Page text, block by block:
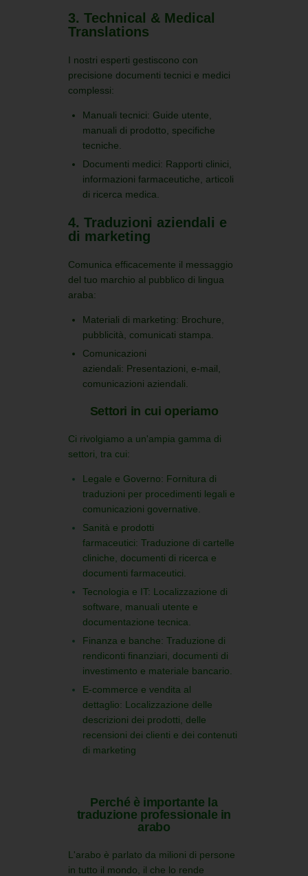
3. Technical & Medical
Translations
I nostri esperti gestiscono con
precisione documenti tecnici e medici
complessi:
Manuali tecnici: Guide utente,
manuali di prodotto, specifiche
tecniche.
Documenti medici: Rapporti clinici,
informazioni farmaceutiche, articoli
di ricerca medica.
4. Traduzioni aziendali e
di marketing
Comunica efficacemente il messaggio
del tuo marchio al pubblico di lingua
araba:
Materiali di marketing: Brochure,
pubblicità, comunicati stampa.
Comunicazioni
aziendali: Presentazioni, e-mail,
comunicazioni aziendali.
Settori in cui operiamo
Ci rivolgiamo a un'ampia gamma di
settori, tra cui:
Legale e Governo: Fornitura di
traduzioni per procedimenti legali e
comunicazioni governative.
Sanità e prodotti
farmaceutici: Traduzione di cartelle
cliniche, documenti di ricerca e
documenti farmaceutici.
Tecnologia e IT: Localizzazione di
software, manuali utente e
documentazione tecnica.
Finanza e banche: Traduzione di
rendiconti finanziari, documenti di
investimento e materiale bancario.
E-commerce e vendita al
dettaglio: Localizzazione delle
descrizioni dei prodotti, delle
recensioni dei clienti e dei contenuti
di marketing
Perché è importante la
traduzione professionale in
arabo
L'arabo è parlato da milioni di persone
in tutto il mondo, il che lo rende